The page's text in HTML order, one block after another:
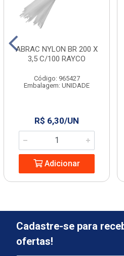
ABRAC NYLON BR 200 X
3,5 C/100 RAYCO
Código: 965427
Embalagem: UNIDADE
R$ 6,30/UN
Adicionar
Cadastre-se para
ofertas!